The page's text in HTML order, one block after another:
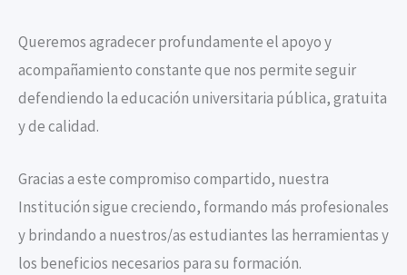
Queremos agradecer profundamente el apoyo y
acompañamiento constante que nos permite seguir
defendiendo la educación universitaria pública, gratuita
y de calidad.
Gracias a este compromiso compartido, nuestra
Institución sigue creciendo, formando más profesionales
y brindando a nuestros/as estudiantes las herramientas y
los beneficios necesarios para su formación.